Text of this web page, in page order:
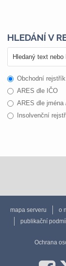
HLEDÁNÍ V
Obchodní rejstřík
ARES dle IČO
ARES dle jména
Insolvenční
mapa serveru o
publikační
Ochrana